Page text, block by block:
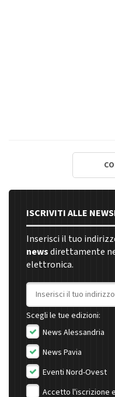
ISCRIVITI ALLE
Inserisci il tuo
newsdirettamente
elettronica.
Indirizzo email
Scegli le tue edizioni:
News Alessandria
News Pavia
Eventi Nord-Ovest
Accetto l'iscrizione